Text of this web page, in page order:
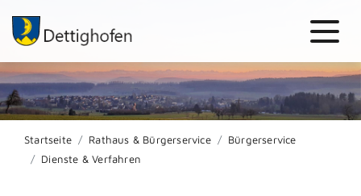
Startseite Rathaus & Bürgerservice
Bürgerservice
Dienste & Verfahren